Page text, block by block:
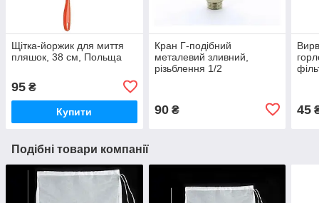
Щітка-йоржик для миття
пляшок, 38 см, Польща
95 ₴
Купити
Кран Г-подібний
металевий зливний,
різьблення 1/2
90₴ 45
Подібні товари компанії